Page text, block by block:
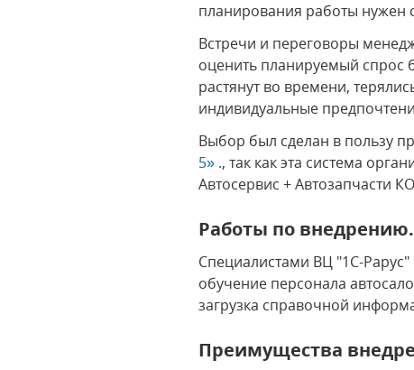
планирования работы нужен
Встречи и переговоры
оценить планируемый спрос
растянут во времени,
индивидуальные
Выбор был сделан в пользу
5» ., так как эта система
Автосервис + Автозапчасти
Работы по внедрению.
Специалистами ВЦ "1С-
обучение персонала
загрузка справочной
Преимущества